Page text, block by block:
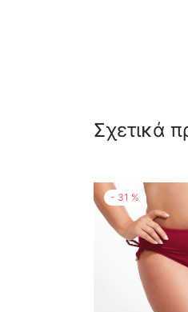
Σχετικά
- 31 %